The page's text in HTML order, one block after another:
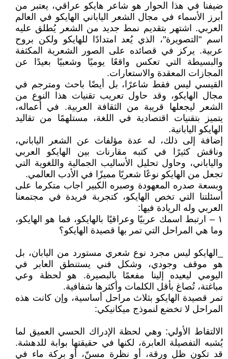
ضيفنا في هذا الحوار هو شاعر هايكو عراقي، يعتبر من
أبرز الأسماء في مجال الشعر الياباني الهايكو في العالم
العربي. اشتهر بتقديم نمط جديد من الشعر يُطلق عليه
اسم "التصويرة"، الذي يُعد امتدادًا للهايكو ولكن بروح
عربية. يركز في قصائده على الصور الشعرية المكثفة
والبسيطة التي تعكس واقعًا يوميًا وشعبيًا بعيدًا عن
المجازات المعقدة والاستعارات.
القيسي ليس فقط شاعرًا، بل أيضًا باحث ومترجم في
مجال الهايكو، وقد حاول تعريب تقنيات هذا النوع من
الشعر ليجعلها قريبة من الثقافة العربية. في أعماله،
يتميز بتقنيات اقتصادية في اللغة، مستلهمًا من تقاليد
الهايكو اليابانية.
إضافة إلى ذلك، له عدة مؤلفات عن الشعر الياباني،
وناقش كثيرًا في كتبه مقارنات بين الهايكو العربي
والياباني، وحاول تحليل الأساليب الجمالية واللغوية التي
تجعل من الهايكو نوعًا شعريًا مميزًا في الأدب العالمي.
وبسعة صدره المعهودة وصبره الكبير اجاب متكرما على
أسئلتنا التي تخص الهايكو، كتجربة فريدة في مجتمعنا
العربي وله الريادة فيها:
١ – ارتبط اسمك عربيًا وعراقيًا بالهايكو، فما هو الهايكو،
وما هي المراحل التي تمر بها قصيدة الهايكو؟
_الهايكو ليس مجرد نوع شعري مستورد من اليابان، بل
هو موقف وجودي، وشكل فني يستنطق العابر في
اليومي ليعيده إلينا مفعمًا بالبصيرة. هو لحظة وعي
مباغتة، تُصاغ بأقل الكلمات وأكثرها شفافية.
تمر قصيدة الهايكو بثلاث مراحل أساسية، وإن كانت هذه
المراحل لا تخضع لنموذج ميكانيكي:
الالتقاط الأولي: وهي لحظة الإدراك الحسي العميق لما
يُشبه التفصيلة العابرة، لكنها في حقيقتها بوابة للدهشة.
قد تكون ظل ورقة، أو نظرة مسنّ، أو بركة ماء في